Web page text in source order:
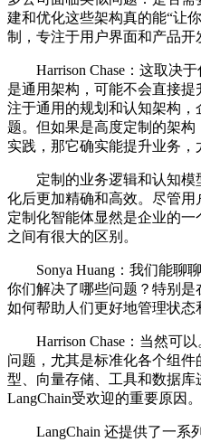
建和优化这些架构真的能“让
制，专注于用户界面和产品开
Harrison Chase：这取决于
是通用架构，可能不会直接
注于通用的规划和认知架构
题。但如果是高度定制的架
实践，那它确实能提升业务，
定制的业务逻辑和认知模
化后更加精确和高效。尽管
定制化智能体显然是企业的
之间有很大的区别。
Sonya Huang：我们能聊聊
你们解决了哪些问题？特别
如何帮助人们更好地管理状态
Harrison Chase：当然可以
问题，尤其是标准化各个组
型、向量存储、工具和数据库
LangChain受欢迎的重要原因。
LangChain 还提供了一系